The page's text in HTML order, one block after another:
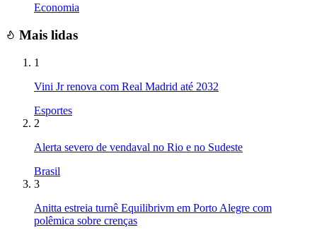
Economia
Mais lidas
1
Vini Jr renova com Real Madrid até 2032
Esportes
2
Alerta severo de vendaval no Rio e no Sudeste
Brasil
3
Anitta estreia turnê Equilibrivm em Porto Alegre com
polêmica sobre crenças